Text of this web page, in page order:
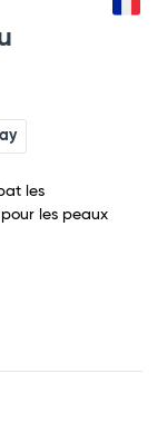
les
les peaux